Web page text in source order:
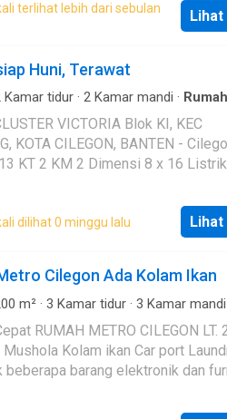
Akad - Free PPN - Free SHM -
di kawasan Metro Cilegon yang
sarana ibadah, dan area
ke Tol Cilegon Barat, Tol Cilegon
pusat kota, rumah sakit,
Hunian ideal untuk tempat
tinggal maupun
terlihat lebih dari sebulan
Huni, Terawat
Kamar tidur · 2 Kamar mandi · Rumah
VICTORIA Blok KI, KEC
KOTA CILEGON, BANTEN -
KT 2 KM 2 Dimensi 8 x 16
Victoria, Cilegon, Banten, siap
terawat, lokasi strategis, dekat
dilihat 0 minggu lalu Lihat
Cilegon Ada Kolam Ikan
m² · 3 Kamar tidur · 3 Kamar mandi
RUMAH METRO CILEGON LT. 200m2
beberapa barang elektronik dan